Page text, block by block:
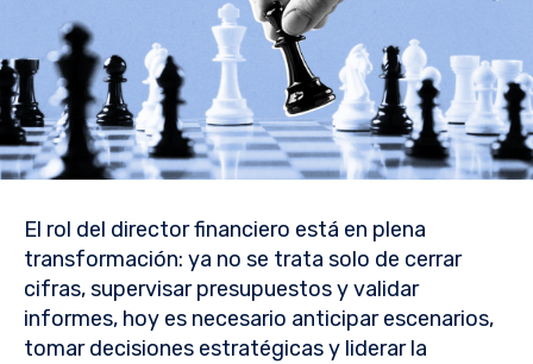
El rol del director financiero está en plena
transformación: ya no se trata solo de cerrar
cifras, supervisar presupuestos y validar
informes, hoy es necesario anticipar escenarios,
tomar decisiones estratégicas y liderar la